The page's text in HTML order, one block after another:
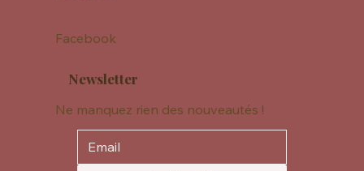
Facebook
Newsletter
Ne manquez rien des nouveautés !